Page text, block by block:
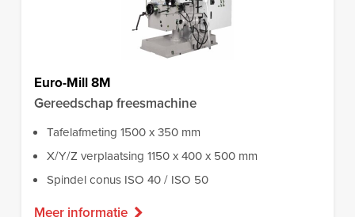
Euro-Mill 8M
Gereedschap freesmachine
Tafelafmeting 1500 x 350 mm
X/Y/Z verplaatsing 1150 x 400 x 500 mm
Spindel conus ISO 40 / ISO 50
Meer informatie